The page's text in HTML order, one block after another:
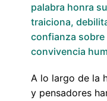
palabra honra
traiciona,
confianza sobre
convivencia
A lo largo de la
y pensadores